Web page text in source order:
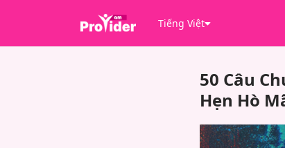
Tiếng Việt
50 Câu
Hẹn Hò